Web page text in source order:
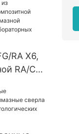
RA X6,
RA/CA,
бор
001 018